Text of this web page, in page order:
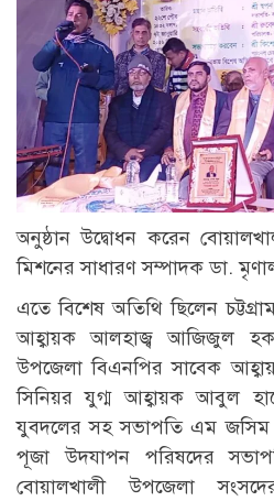
অনুষ্ঠান উদ্বোধন করেন
মিশনের সাধারণ সম্পাদক ডা.
এতে বিশেষ অতিথি ছিলেন
আহ্বায়ক আলহাজ্ব আজিজুল হক
উপজেলা বিএনপির সাবেক
সিনিয়র যুগ্ম আহ্বায়ক আবুল
যুবদলের সহ সভাপতি এম জসিম
পূজা উদযাপন পরিষদের
বোয়ালখালী উপজেলা